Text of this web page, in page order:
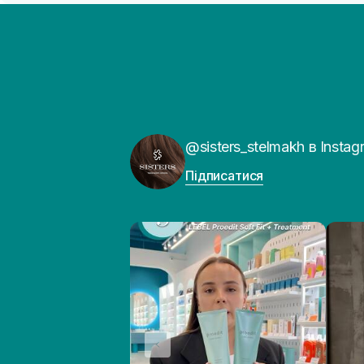
@sisters_stelmakh в
Підписатися